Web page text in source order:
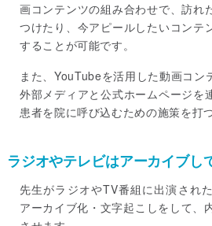
画コンテンツの組み合わせで、訪れ
つけたり、今アピールしたいコンテ
することが可能です。
また、YouTubeを活用した動画コン
外部メディアと公式ホームページを
患者を院に呼び込むための施策を打
ラジオやテレビはアーカイブし
先生がラジオやTV番組に出演され
アーカイブ化・文字起こしをして、